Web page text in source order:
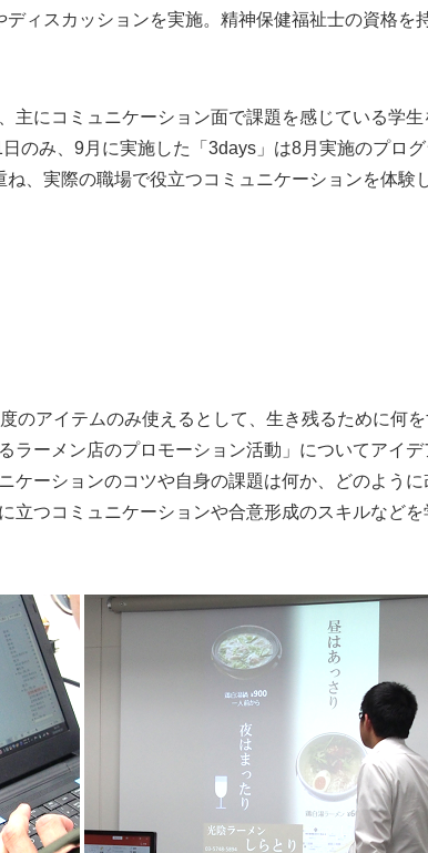
ィスカッションを実施。精神保健福祉士の資格を
にコミュニケーション面で課題を感じている学
のみ、9月に実施した「3days」は8月実施のプロ
、実際の職場で役立つコミュニケーションを体験
のアイテムのみ使えるとして、生き残るために何
ラーメン店のプロモーション活動」についてアイ
ケーションのコツや自身の課題は何か、どのように
立つコミュニケーションや合意形成のスキルなど